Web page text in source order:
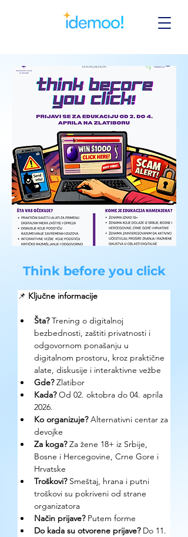
Think before you click
📌 Ključne informacije
Šta? Trening o digitalnoj
bezbednosti, zaštiti privatnosti i
odgovornom ponašanju u
digitalnom prostoru, kroz praktične
alate, diskusije i interaktivne vežbe
Gde? Zlatibor
Kada? Od 02. oktobra do 04. aprila
2026.
Ko organizuje? Alternativni centar za
devojke
Za koga? Za žene 18+ iz Srbije,
Bosne i Hercegovine, Crne Gore i
Hrvatske
Troškovi? Smeštaj, hrana i putni
troškovi su pokriveni od strane
organizatora
Način prijave? Putem forme
Do kada su otvorene prijave? Do 11.